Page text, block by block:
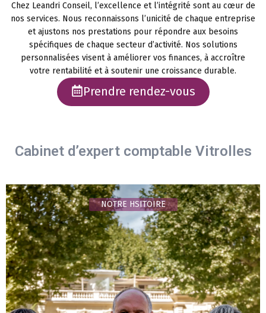
Chez Leandri Conseil, l’excellence et l’intégrité sont au cœur de
nos services. Nous reconnaissons l’unicité de chaque entreprise
et ajustons nos prestations pour répondre aux besoins
spécifiques de chaque secteur d’activité. Nos solutions
personnalisées visent à améliorer vos finances, à accroître
votre rentabilité et à soutenir une croissance durable.
Prendre rendez-vous
Cabinet d’expert comptable Vitrolles
NOTRE HSITOIRE